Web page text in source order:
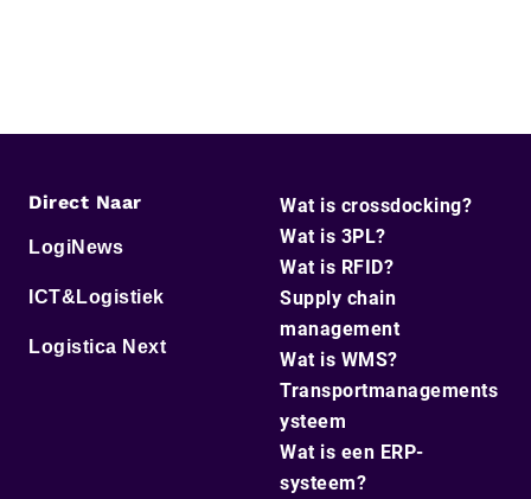
Direct Naar
LogiNews
ICT&Logistiek
Logistica Next
Wat is crossdocking?
Wat is 3PL?
Wat is RFID?
Supply chain
management
Wat is WMS?
Transportmanagements
ysteem
Wat is een ERP-
systeem?